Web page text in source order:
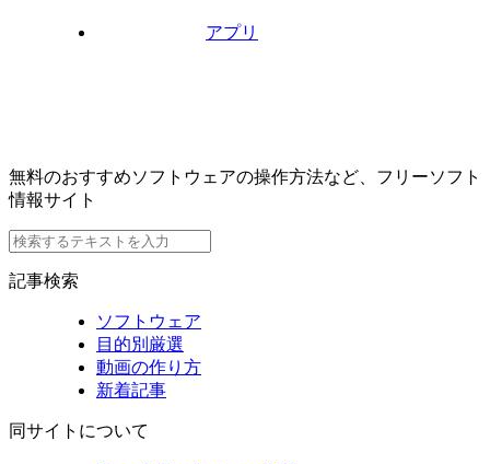
アプリ
無料のおすすめソフトウェアの操作方法など、フリーソフト
情報サイト
記事検索
ソフトウェア
目的別厳選
動画の作り方
新着記事
同サイトについて